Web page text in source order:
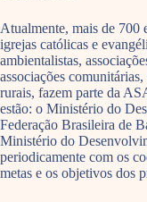
Atualmente, mais de 700
igrejas católicas e
ambientalistas,
associações
rurais, fazem parte da
estão: o Ministério do
Federação Brasileira de
Ministério do
periodicamente com os
metas e os objetivos dos